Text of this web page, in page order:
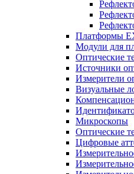
Платформы
Модули для
Оптические
Источники
Измерители
Визуальные
Микроскопы
Оптические
Цифровые